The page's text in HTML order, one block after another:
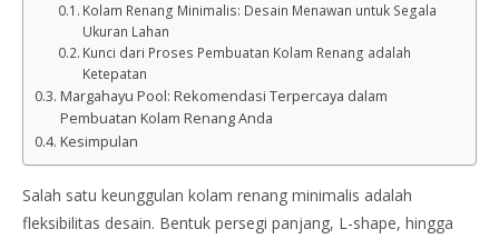
Kolam Renang Minimalis: Desain Menawan untuk Segala
Ukuran Lahan
Kunci dari Proses Pembuatan Kolam Renang adalah
Ketepatan
Margahayu Pool: Rekomendasi Terpercaya dalam
Pembuatan Kolam Renang Anda
Kesimpulan
Salah satu keunggulan kolam renang minimalis adalah
fleksibilitas desain. Bentuk persegi panjang, L-shape, hingga